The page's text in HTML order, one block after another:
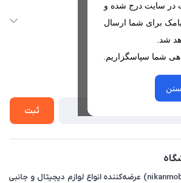
۴۸ ساعت در سایت درج شده و
برای شما ارسال
شد.
شما سپاسگزاریم.
شهرک رودبار
خبر شوید
ثبت
فروشگاه نیکان‌موب (nikanmob.ir) عرضه‌کننده انواع لوازم دیجیتال و جانبی